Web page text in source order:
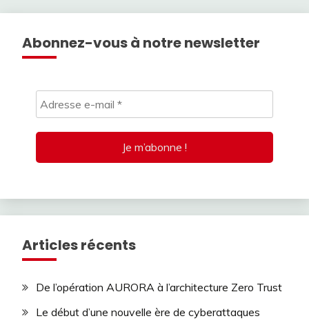
Abonnez-vous à notre newsletter
Articles récents
De l’opération AURORA à l’architecture Zero Trust
Le début d’une nouvelle ère de cyberattaques